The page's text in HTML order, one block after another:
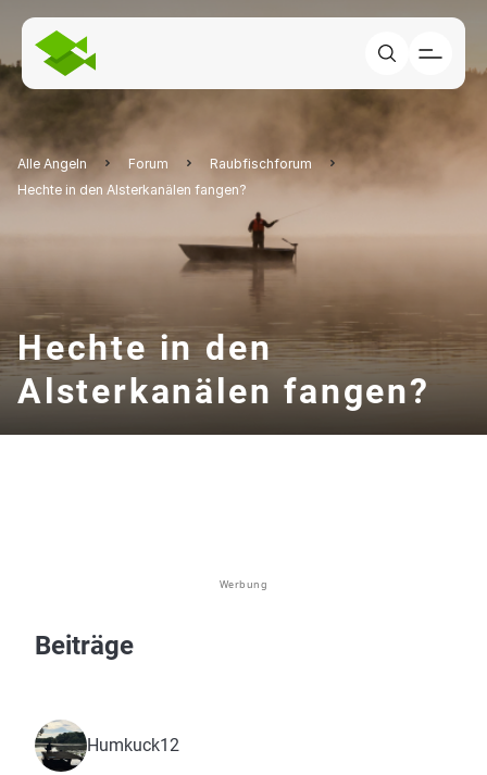
Alle Angeln Forum
Raubfischforum
Hechte in den Alsterkanälen fangen?
Hechte in den
Alsterkanälen fangen?
Werbung
Beiträge
Humkuck12